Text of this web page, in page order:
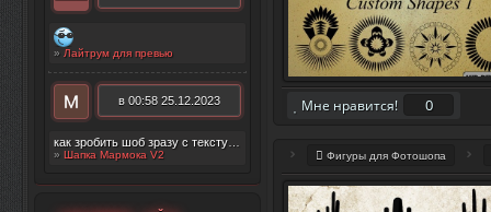
» Лайтрум для превью
в 00:58 25.12.2023
» Шапка Мармока V2
Мне нравится! 0
Фигуры для Фотошопа